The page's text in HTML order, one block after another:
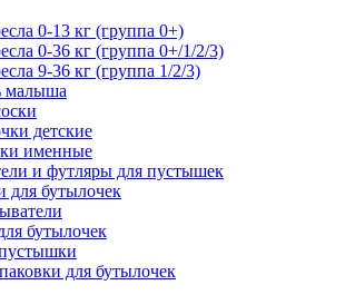
0-13 кг (группа 0+)
0-36 кг (группа 0+/1/2/3)
9-36 кг (группа 1/2/3)
малыша
детские
именные
и футляры для пустышек
для бутылочек
бутылочек
для бутылочек